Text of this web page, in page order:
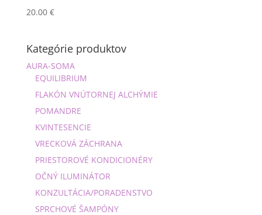
20.00 €
Kategórie produktov
AURA-SOMA
EQUILIBRIUM
FLAKÓN VNÚTORNEJ ALCHÝMIE
POMANDRE
KVINTESENCIE
VRECKOVÁ ZÁCHRANA
PRIESTOROVÉ KONDICIONÉRY
OČNÝ ILUMINÁTOR
KONZULTÁCIA/PORADENSTVO
SPRCHOVÉ ŠAMPÓNY